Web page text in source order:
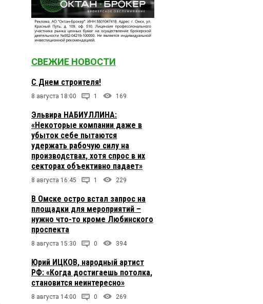
СВЕЖИЕ НОВОСТИ
С Днем строителя!
8 августа 18:00 1 169
Эльвира НАБИУЛЛИНА:
«Некоторые компании даже в
убыток себе пытаются
удержать рабочую силу на
производствах, хотя спрос в их
секторах объективно падает»
8 августа 16:45 1 229
В Омске остро встал запрос на
площадки для мероприятий –
нужно что-то кроме Любинского
проспекта
8 августа 15:30 0 394
Юрий ИЦКОВ, народный артист
РФ: «Когда достигаешь потолка,
становится неинтересно»
8 августа 14:00 0 269